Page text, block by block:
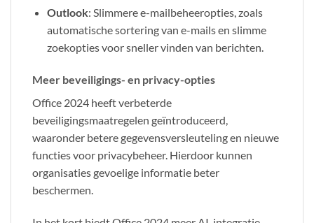
Outlook: Slimmere e-mailbeheeropties, zoals
automatische sortering van e-mails en slimme
zoekopties voor sneller vinden van berichten.
Meer beveiligings- en privacy-opties
Office 2024 heeft verbeterde
beveiligingsmaatregelen geïntroduceerd,
waaronder betere gegevensversleuteling en nieuwe
functies voor privacybeheer. Hierdoor kunnen
organisaties gevoelige informatie beter
beschermen.